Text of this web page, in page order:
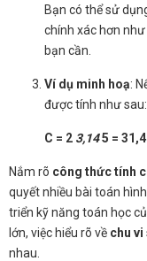
Bạn có thể sử
chính xác hơn
bạn cần.
Ví dụ minh hoạ:
được tính như sau:
C = 2 3,145 =
Nắm rõ công thức tính
quyết nhiều bài toán
triển kỹ năng toán học
lớn, việc hiểu rõ về chu vi
nhau.